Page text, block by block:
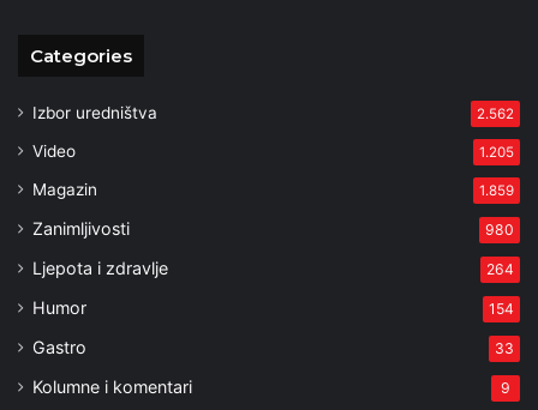
Categories
Izbor uredništva 2.562
Video 1.205
Magazin 1.859
Zanimljivosti 980
Ljepota i zdravlje 264
Humor 154
Gastro 33
Kolumne i komentari 9